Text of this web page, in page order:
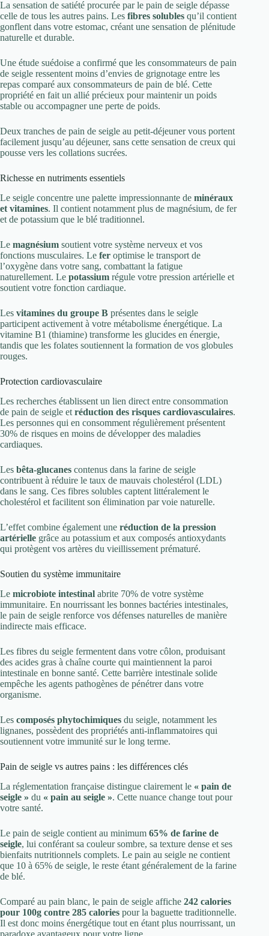
La sensation de satiété procurée par le pain de seigle dépasse
celle de tous les autres pains. Les fibres solubles qu’il contient
gonflent dans votre estomac, créant une sensation de plénitude
naturelle et durable.
Une étude suédoise a confirmé que les consommateurs de pain
de seigle ressentent moins d’envies de grignotage entre les
repas comparé aux consommateurs de pain de blé. Cette
propriété en fait un allié précieux pour maintenir un poids
stable ou accompagner une perte de poids.
Deux tranches de pain de seigle au petit-déjeuner vous portent
facilement jusqu’au déjeuner, sans cette sensation de creux qui
pousse vers les collations sucrées.
Richesse en nutriments essentiels
Le seigle concentre une palette impressionnante de minéraux
et vitamines. Il contient notamment plus de magnésium, de fer
et de potassium que le blé traditionnel.
Le magnésium soutient votre système nerveux et vos
fonctions musculaires. Le fer optimise le transport de
l’oxygène dans votre sang, combattant la fatigue
naturellement. Le potassium régule votre pression artérielle et
soutient votre fonction cardiaque.
Les vitamines du groupe B présentes dans le seigle
participent activement à votre métabolisme énergétique. La
vitamine B1 (thiamine) transforme les glucides en énergie,
tandis que les folates soutiennent la formation de vos globules
rouges.
Protection cardiovasculaire
Les recherches établissent un lien direct entre consommation
de pain de seigle et réduction des risques cardiovasculaires.
Les personnes qui en consomment régulièrement présentent
30% de risques en moins de développer des maladies
cardiaques.
Les bêta-glucanes contenus dans la farine de seigle
contribuent à réduire le taux de mauvais cholestérol (LDL)
dans le sang. Ces fibres solubles captent littéralement le
cholestérol et facilitent son élimination par voie naturelle.
L’effet combine également une réduction de la pression
artérielle grâce au potassium et aux composés antioxydants
qui protègent vos artères du vieillissement prématuré.
Soutien du système immunitaire
Le microbiote intestinal abrite 70% de votre système
immunitaire. En nourrissant les bonnes bactéries intestinales,
le pain de seigle renforce vos défenses naturelles de manière
indirecte mais efficace.
Les fibres du seigle fermentent dans votre côlon, produisant
des acides gras à chaîne courte qui maintiennent la paroi
intestinale en bonne santé. Cette barrière intestinale solide
empêche les agents pathogènes de pénétrer dans votre
organisme.
Les composés phytochimiques du seigle, notamment les
lignanes, possèdent des propriétés anti-inflammatoires qui
soutiennent votre immunité sur le long terme.
Pain de seigle vs autres pains : les différences clés
La réglementation française distingue clairement le « pain de
seigle » du « pain au seigle ». Cette nuance change tout pour
votre santé.
Le pain de seigle contient au minimum 65% de farine de
seigle, lui conférant sa couleur sombre, sa texture dense et ses
bienfaits nutritionnels complets. Le pain au seigle ne contient
que 10 à 65% de seigle, le reste étant généralement de la farine
de blé.
Comparé au pain blanc, le pain de seigle affiche 242 calories
pour 100g contre 285 calories pour la baguette traditionnelle.
Il est donc moins énergétique tout en étant plus nourrissant, un
paradoxe avantageux pour votre ligne.